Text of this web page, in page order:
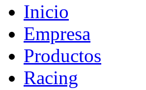
Inicio
Empresa
Productos
Racing